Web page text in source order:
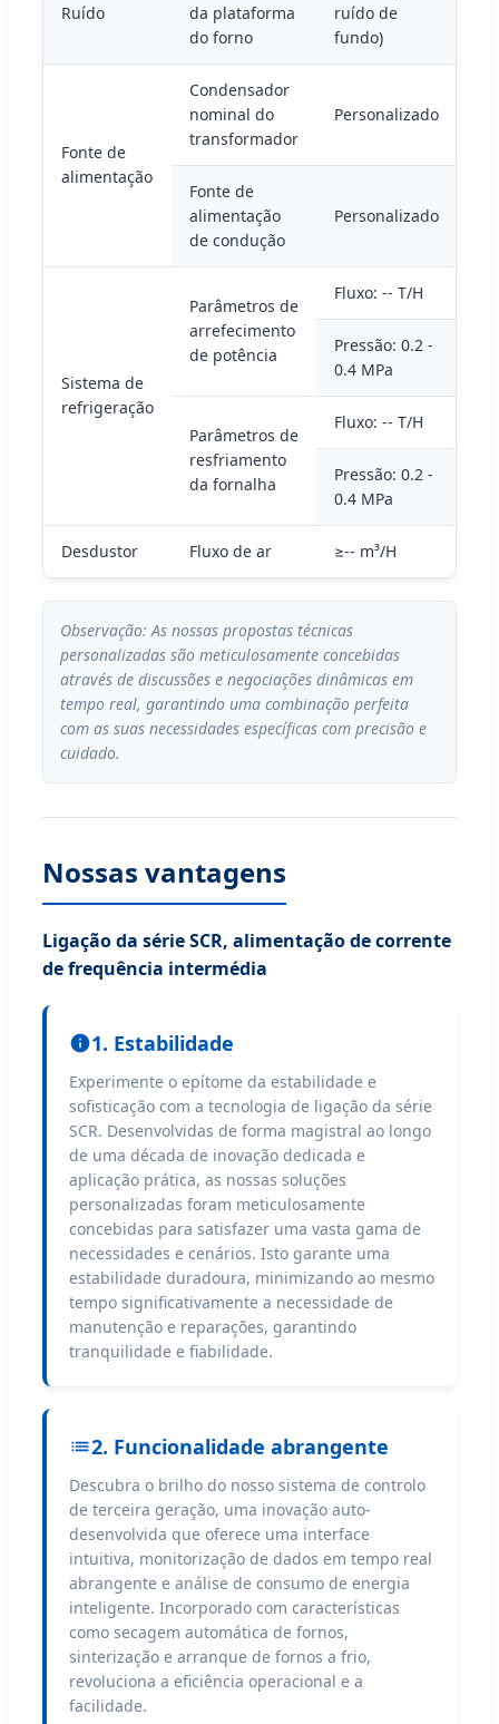
Ruído
da plataforma
do forno
ruído de
fundo)
Fonte de
alimentação
Condensador
nominal do
transformador
Personalizado
Fonte de
alimentação
de condução
Personalizado
Sistema de
refrigeração
Parâmetros de
arrefecimento
de potência
Fluxo: -- T/H
Pressão: 0.2 -
0.4 MPa
Parâmetros de
resfriamento
da fornalha
Fluxo: -- T/H
Pressão: 0.2 -
0.4 MPa
Desdustor Fluxo de ar ≥-- m³/H
Observação: As nossas propostas técnicas
personalizadas são meticulosamente concebidas
através de discussões e negociações dinâmicas em
tempo real, garantindo uma combinação perfeita
com as suas necessidades específicas com precisão e
cuidado.
Nossas vantagens
Ligação da série SCR, alimentação de corrente
de frequência intermédia
1. Estabilidade
Experimente o epítome da estabilidade e
sofisticação com a tecnologia de ligação da série
SCR. Desenvolvidas de forma magistral ao longo
de uma década de inovação dedicada e
aplicação prática, as nossas soluções
personalizadas foram meticulosamente
concebidas para satisfazer uma vasta gama de
necessidades e cenários. Isto garante uma
estabilidade duradoura, minimizando ao mesmo
tempo significativamente a necessidade de
manutenção e reparações, garantindo
tranquilidade e fiabilidade.
2. Funcionalidade abrangente
Descubra o brilho do nosso sistema de controlo
de terceira geração, uma inovação auto-
desenvolvida que oferece uma interface
intuitiva, monitorização de dados em tempo real
abrangente e análise de consumo de energia
inteligente. Incorporado com características
como secagem automática de fornos,
sinterização e arranque de fornos a frio,
revoluciona a eficiência operacional e a
facilidade.